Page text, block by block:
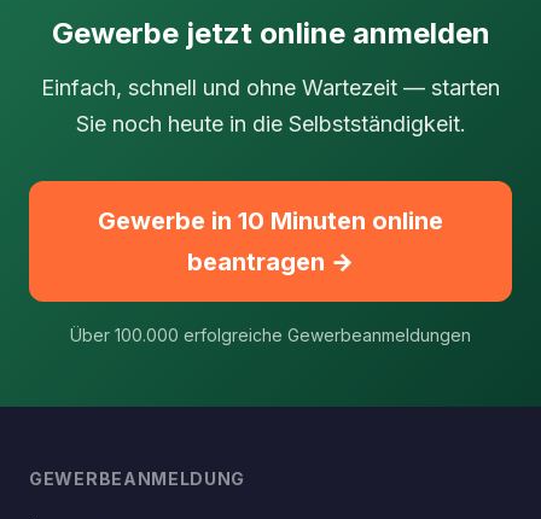
Gewerbe jetzt online anmelden
Einfach, schnell und ohne Wartezeit — starten
Sie noch heute in die Selbstständigkeit.
Gewerbe in 10 Minuten online
beantragen →
Über 100.000 erfolgreiche Gewerbeanmeldungen
GEWERBEANMELDUNG